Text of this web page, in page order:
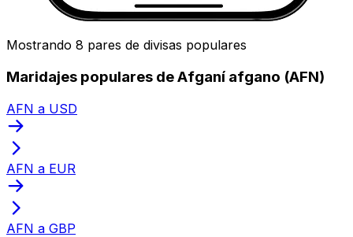
Mostrando 8 pares de divisas populares
Maridajes populares de Afganí afgano (AFN)
AFN a USD
AFN a EUR
AFN a GBP